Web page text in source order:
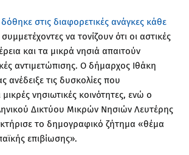
στις διαφορετικές ανάγκες κάθε
να τονίζουν ότι οι αστικές
και τα μικρά νησιά απαιτούν
αντιμετώπισης. Ο δήμαρχος Ιθάκη
ανέδειξε τις δυσκολίες που
μικρές νησιωτικές κοινότητες, ενώ ο
Δικτύου Μικρών Νησιών Λευτέρης
το δημογραφικό ζήτημα «θέμα
επιβίωσης».